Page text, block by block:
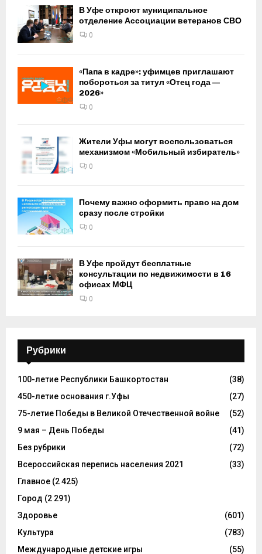
В Уфе откроют муниципальное
отделение Ассоциации ветеранов СВО
0
«Папа в кадре»: уфимцев приглашают
побороться за титул «Отец года —
2026»
0
Жители Уфы могут воспользоваться
механизмом «Мобильный избиратель»
0
Почему важно оформить право на дом
сразу после стройки
0
В Уфе пройдут бесплатные
консультации по недвижимости в 16
офисах МФЦ
0
Рубрики
100-летие Республики Башкортостан
(38)
450-летие основания г.Уфы
(27)
75-летие Победы в Великой Отечественной войне
(52)
9 мая – День Победы
(41)
Без рубрики
(72)
Всероссийская перепись населения 2021
(33)
Главное (2 425)
Город (2 291)
Здоровье
(601)
Культура
(783)
Международные детские игры
(55)